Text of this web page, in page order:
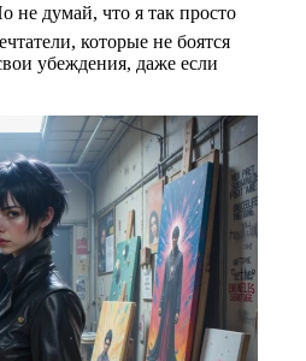
думай, что я так просто
которые не боятся
убеждения, даже если